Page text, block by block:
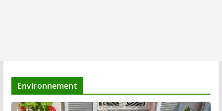
Environnement